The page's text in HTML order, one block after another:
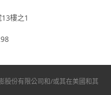
樓之1
股份有限公司和/或其在美國和其